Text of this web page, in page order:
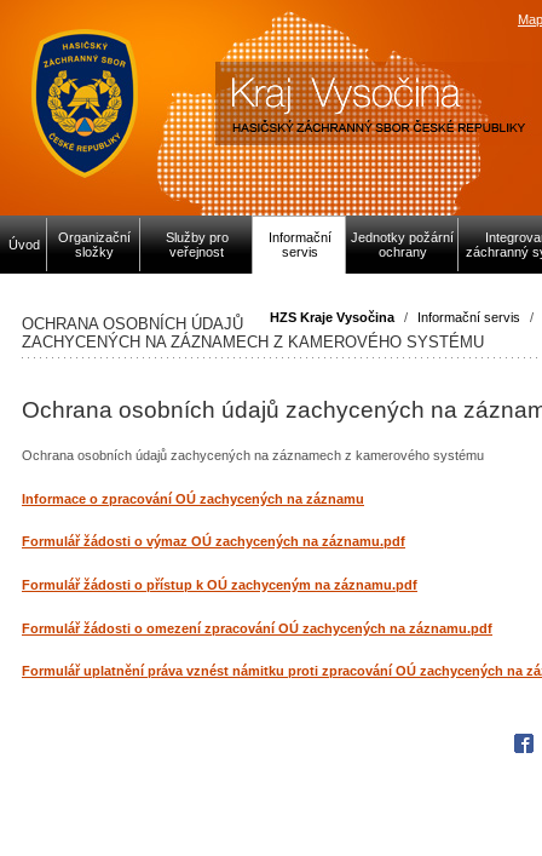
Úvod
Organizační
složky
Služby pro
veřejnost
Informační
servis
Jednotky požární
ochrany
záchranný
HZS Kraje Vysočina / Informační servis /
OCHRANA OSOBNÍCH ÚDAJŮ
ZACHYCENÝCH NA ZÁZNAMECH Z KAMEROVÉHO SYSTÉMU
Ochrana osobních údajů zachycených na
Ochrana osobních údajů zachycených na záznamech z kamerového systému
Informace o zpracování OÚ zachycených na záznamu
Formulář žádosti o výmaz OÚ zachycených na záznamu.pdf
Formulář žádosti o přístup k OÚ zachyceným na záznamu.pdf
Formulář žádosti o omezení zpracování OÚ zachycených na záznamu.pdf
Formulář uplatnění práva vznést námitku proti zpracování OÚ zachycených na